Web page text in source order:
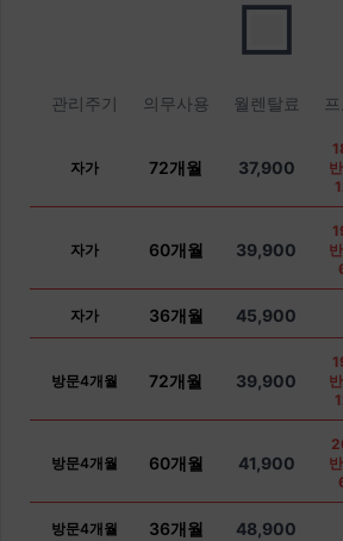
관리주기 의무사용 월렌탈료
자가 72개월 37,900
자가 60개월 39,900
자가 36개월 45,900
방문4개월 72개월 39,900
방문4개월 60개월 41,900
방문4개월 36개월 48,900